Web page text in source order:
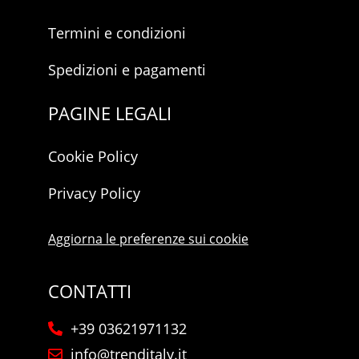
Termini e condizioni
Spedizioni e pagamenti
PAGINE LEGALI
Cookie Policy
Privacy Policy
Aggiorna le preferenze sui cookie
CONTATTI
+39 03621971132
info@trenditaly.it